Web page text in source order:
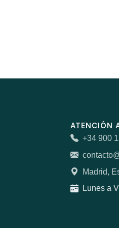
ATENCIÓN
+34 900
Madrid,
Lunes a